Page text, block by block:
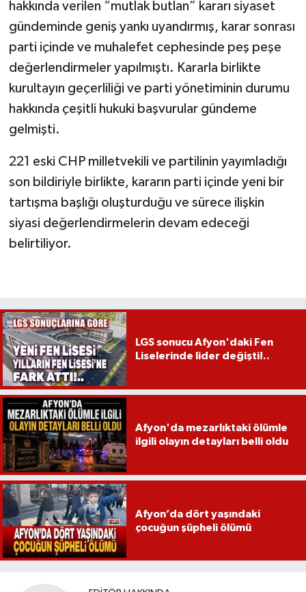
hakkında verilen “mutlak butlan” kararı siyaset
gündeminde geniş yankı uyandırmış, karar sonrası
parti içinde ve muhalefet cephesinde peş peşe
değerlendirmeler yapılmıştı. Kararla birlikte
kurultayın geçerliliği ve parti yönetiminin durumu
hakkında çeşitli hukuki başvurular gündeme
gelmişti.
221 eski CHP milletvekili ve partilinin yayımladığı
son bildiriyle birlikte, kararın parti içinde yeni bir
tartışma başlığı oluşturduğu ve sürece ilişkin
siyasi değerlendirmelerin devam edeceği
belirtiliyor.
LGS sonucu Afyon'daki Fen
Liselerinde lider değişti!..
Afyon'da mezarlıktaki ölümle
ilgili olayın detayları belli oldu
Afyon’da dört yaşındaki
çocuğun şüpheli ölümü